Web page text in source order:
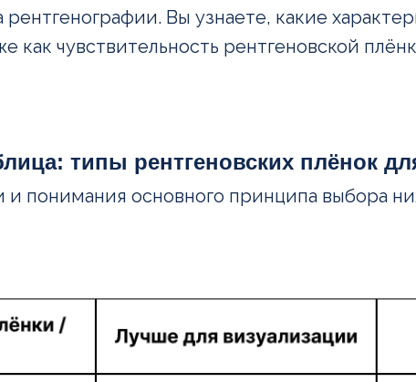
Вы узнаете, какие
как чувствительность рентгеновской
типы рентгеновских плёнок
и понимания основного принципа выбора